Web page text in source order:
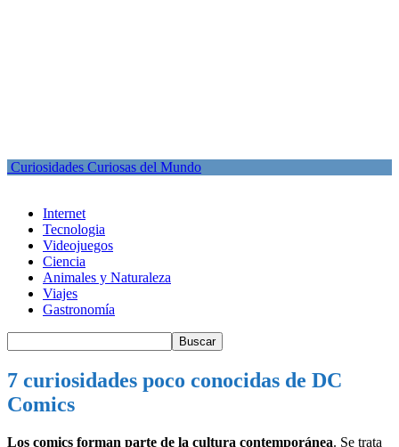
Curiosidades Curiosas del Mundo
Internet
Tecnologia
Videojuegos
Ciencia
Animales y Naturaleza
Viajes
Gastronomía
7 curiosidades poco conocidas de DC
Comics
Los comics forman parte de la cultura contemporánea. Se trata